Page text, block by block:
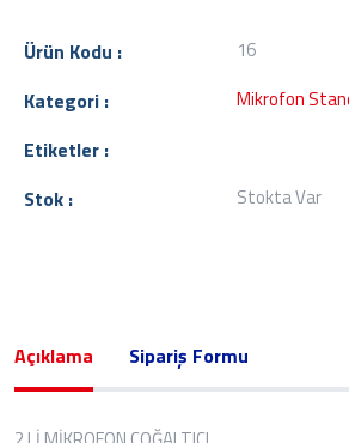
Ürün Kodu : 16
Kategori : Mikrofon
Etiketler :
Stok :
Stokta Var
Açıklama Sipariş Formu